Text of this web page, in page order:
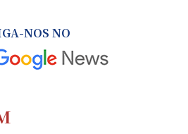
NOS NO